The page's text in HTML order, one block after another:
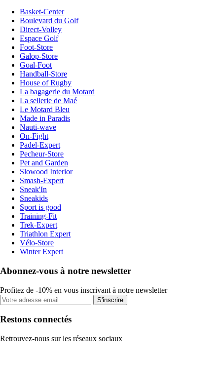
Basket-Center
Boulevard du Golf
Direct-Volley
Espace Golf
Foot-Store
Galop-Store
Goal-Foot
Handball-Store
House of Rugby
La bagagerie du Motard
La sellerie de Maé
Le Motard Bleu
Made in Paradis
Nauti-wave
On-Fight
Padel-Expert
Pecheur-Store
Pet and Garden
Slowood Interior
Smash-Expert
Sneak'In
Sneakids
Sport is good
Training-Fit
Trek-Expert
Triathlon Expert
Vélo-Store
Winter Expert
Abonnez-vous à notre newsletter
Profitez de -10% en vous inscrivant à notre newsletter
S'inscrire
Restons connectés
Retrouvez-nous sur les réseaux sociaux